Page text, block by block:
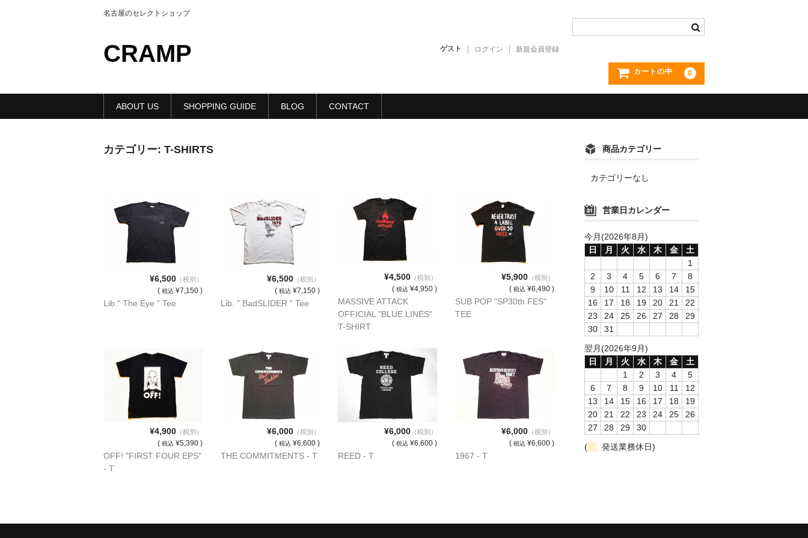
名古屋のセレクトショップ
CRAMP ゲスト ログイン 新規会員登録
カートの中 0
ABOUT US SHOPPING GUIDE BLOG CONTACT
カテゴリー: T-SHIRTS
¥6,500 （税別）
( 税込 ¥7,150 )
Lib." The Eye " Tee
¥6,500 （税別）
( 税込 ¥7,150 )
Lib. " BadSLIDER " Tee
¥4,500 （税別）
( 税込 ¥4,950 )
MASSIVE ATTACK
OFFICIAL "BLUE LINES"
T-SHIRT
¥5,900 （税別）
( 税込 ¥6,490 )
SUB POP "SP30th FES"
TEE
¥4,900 （税別）
( 税込 ¥5,390 )
OFF! "FIRST FOUR EPS"
- T
¥6,000 （税別）
( 税込 ¥6,600 )
THE COMMITMENTS - T
¥6,000 （税別）
( 税込 ¥6,600 )
REED - T
¥6,000 （税別）
( 税込 ¥6,600 )
1967 - T
商品カテゴリー
カテゴリーなし
営業日カレンダー
今月(2026年8月)
日
月 火 水 木 金
土
1
2
3 4 5 6 7
8
9
10 11 12 13 14
15
16
17 18 19 20 21
22
23
24 25 26 27 28
29
30
31
翌月(2026年9月)
日
月 火 水 木 金
土
1
2 3 4
5
6
7 8 9 10 11
12
13
14 15 16 17 18
19
20
21 22 23 24 25
26
27
28 29
30
(
発送業務休日)